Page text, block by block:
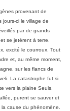
provenant de
ci le village de
par de grands
se jetèrent à terre.
excité le courroux. Tout
et, au même moment,
sur les flancs de
La catastrophe fut si
vers la plaine Seuls,
purent se sauver et
cause du phénomène.